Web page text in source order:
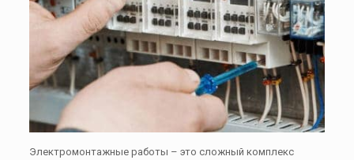
Электромонтажные работы – это сложный комплекс